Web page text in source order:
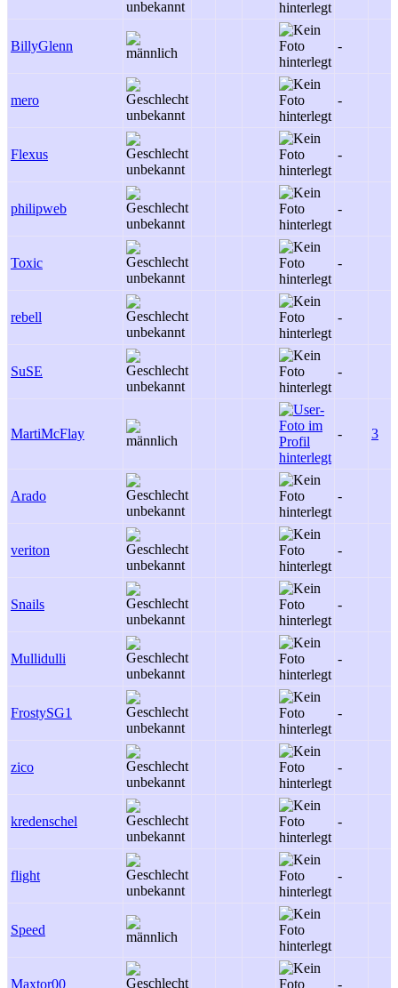
BillyGlenn -
mero -
Flexus -
philipweb -
Toxic -
rebell -
SuSE -
MartiMcFlay - 3
Arado -
veriton -
Snails -
Mullidulli -
FrostySG1 -
zico -
kredenschel -
flight -
Speed
Maxtor00 -